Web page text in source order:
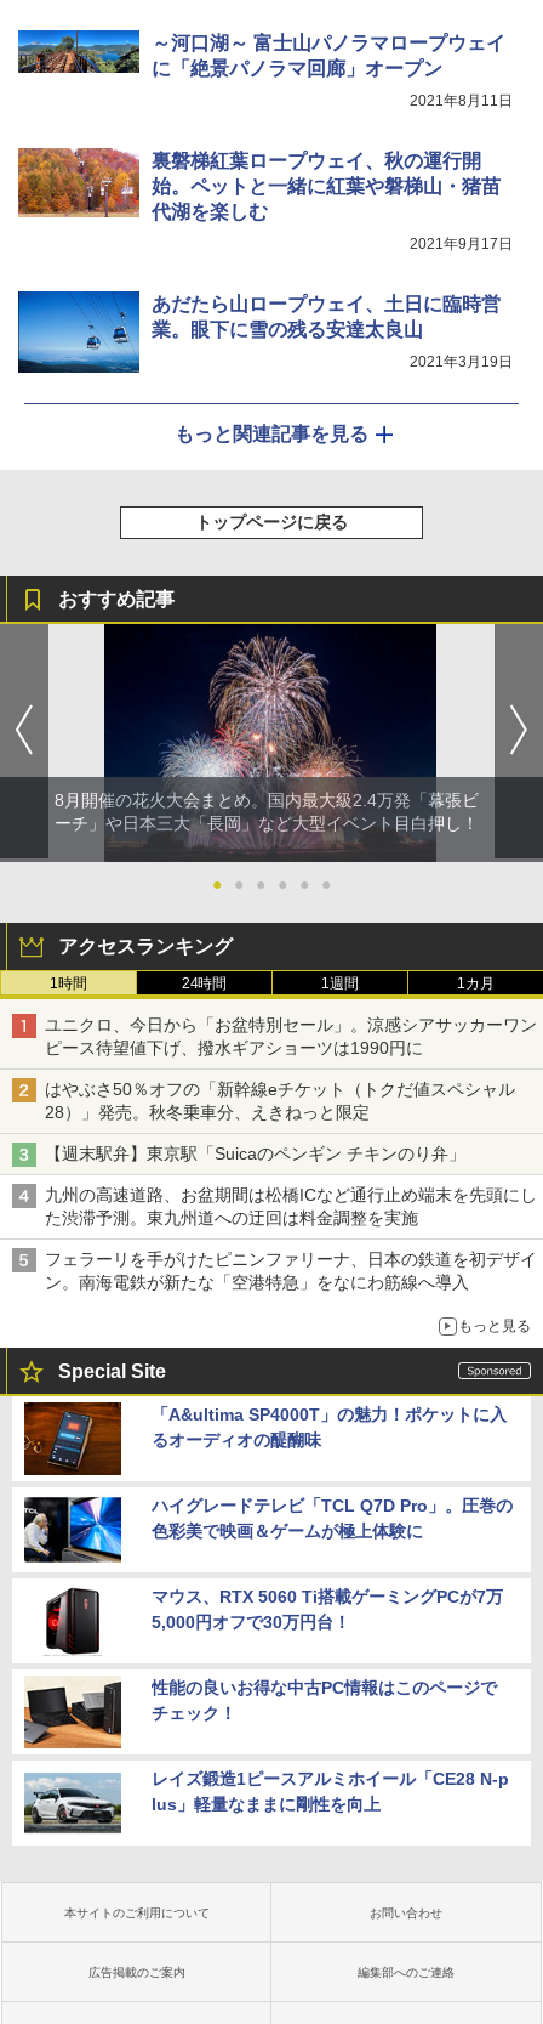
～河口湖～ 富士山パノラマロープウェイ
に「絶景パノラマ回廊」オープン
2021年8月11日
裏磐梯紅葉ロープウェイ、秋の運行開
始。ペットと一緒に紅葉や磐梯山・猪苗
代湖を楽しむ
2021年9月17日
あだたら山ロープウェイ、土日に臨時営
業。眼下に雪の残る安達太良山
2021年3月19日
もっと関連記事を見る
トップページに戻る
おすすめ記事
8月開催の花火大会まとめ。国内最大級2.4万発「幕張ビ
ーチ」や日本三大「長岡」など大型イベント目白押し！
● ● ● ● ● ●
アクセスランキング
1時間 24時間 1週間 1カ月
ユニクロ、今日から「お盆特別セール」。涼感シアサッカーワン
ピース待望値下げ、撥水ギアショーツは1990円に
はやぶさ50％オフの「新幹線eチケット（トクだ値スペシャル
28）」発売。秋冬乗車分、えきねっと限定
【週末駅弁】東京駅「Suicaのペンギン チキンのり弁」
九州の高速道路、お盆期間は松橋ICなど通行止め端末を先頭にし
た渋滞予測。東九州道への迂回は料金調整を実施
フェラーリを手がけたピニンファリーナ、日本の鉄道を初デザイ
ン。南海電鉄が新たな「空港特急」をなにわ筋線へ導入
もっと見る
Special Site
「A&ultima SP4000T」の魅力！ポケットに入
るオーディオの醍醐味
ハイグレードテレビ「TCL Q7D Pro」。圧巻の
色彩美で映画＆ゲームが極上体験に
マウス、RTX 5060 Ti搭載ゲーミングPCが7万
5,000円オフで30万円台！
性能の良いお得な中古PC情報はこのページで
チェック！
レイズ鍛造1ピースアルミホイール「CE28 N-p
lus」軽量なままに剛性を向上
本サイトのご利用について お問い合わせ
広告掲載のご案内 編集部へのご連絡